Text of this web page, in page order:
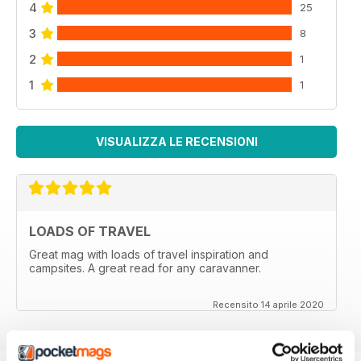
4 25
3 8
2 1
1 1
VISUALIZZA LE RECENSIONI
LOADS OF TRAVEL
Great mag with loads of travel inspiration and
campsites. A great read for any caravanner.
Recensito 14 aprile 2020